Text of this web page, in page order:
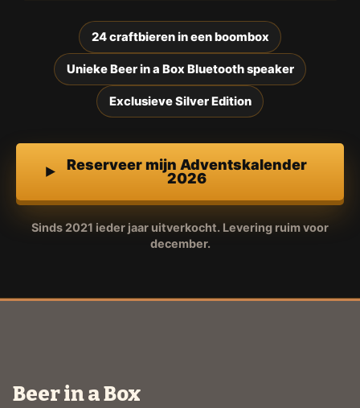
24 craftbieren in een boombox
Unieke Beer in a Box Bluetooth speaker
Exclusieve Silver Edition
Reserveer mijn Adventskalender
2026
Sinds 2021 ieder jaar uitverkocht. Levering ruim voor
december.
Beer in a Box